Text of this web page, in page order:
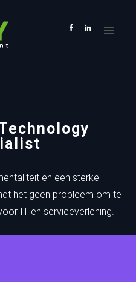
en een sterke
het geen probleem om te
IT en serviceverlening.